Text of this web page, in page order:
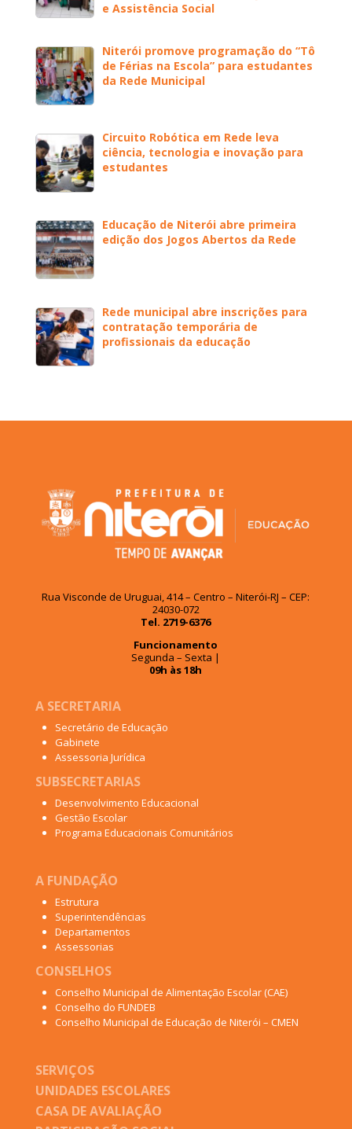
e Assistência Social
Niterói promove programação do “Tô
de Férias na Escola” para estudantes
da Rede Municipal
Circuito Robótica em Rede leva
ciência, tecnologia e inovação para
estudantes
Educação de Niterói abre primeira
edição dos Jogos Abertos da Rede
Rede municipal abre inscrições para
contratação temporária de
profissionais da educação
Rua Visconde de Uruguai, 414 – Centro – Niterói-RJ – CEP:
24030-072
Tel. 2719-6376
Funcionamento
Segunda – Sexta |
09h às 18h
A SECRETARIA
Secretário de Educação
Gabinete
Assessoria Jurídica
SUBSECRETARIAS
Desenvolvimento Educacional
Gestão Escolar
Programa Educacionais Comunitários
A FUNDAÇÃO
Estrutura
Superintendências
Departamentos
Assessorias
CONSELHOS
Conselho Municipal de Alimentação Escolar (CAE)
Conselho do FUNDEB
Conselho Municipal de Educação de Niterói – CMEN
SERVIÇOS
UNIDADES ESCOLARES
CASA DE AVALIAÇÃO